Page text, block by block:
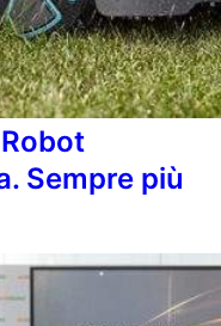
Robot
Sempre più